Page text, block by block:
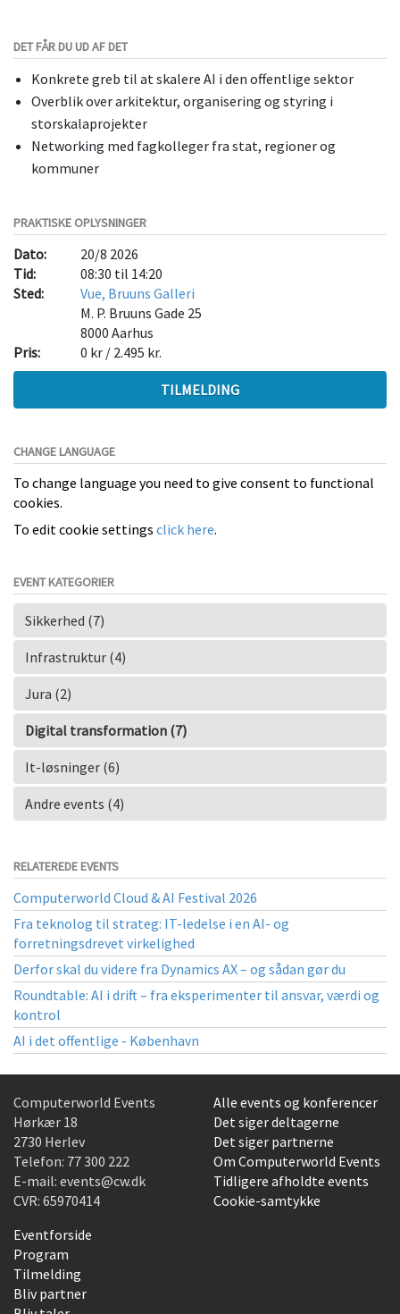
DET FÅR DU UD AF DET
Konkrete greb til at skalere AI i den offentlige sektor
Overblik over arkitektur, organisering og styring i
storskalaprojekter
Networking med fagkolleger fra stat, regioner og
kommuner
PRAKTISKE OPLYSNINGER
Dato:
20/8 2026
Tid:
08:30 til 14:20
Sted:
Vue, Bruuns Galleri
M. P. Bruuns Gade 25
8000 Aarhus
Pris:
0 kr / 2.495 kr.
TILMELDING
CHANGE LANGUAGE
To change language you need to give consent to functional
cookies.
To edit cookie settings click here.
EVENT KATEGORIER
Sikkerhed (7)
Infrastruktur (4)
Jura (2)
Digital transformation (7)
It-løsninger (6)
Andre events (4)
RELATEREDE EVENTS
Computerworld Cloud & AI Festival 2026
Fra teknolog til strateg: IT-ledelse i en AI- og
forretningsdrevet virkelighed
Derfor skal du videre fra Dynamics AX – og sådan gør du
Roundtable: AI i drift – fra eksperimenter til ansvar, værdi og
kontrol
AI i det offentlige - København
Computerworld Events
Hørkær 18
2730 Herlev
Telefon: 77 300 222
E-mail: events@cw.dk
CVR: 65970414
Alle events og konferencer
Det siger deltagerne
Det siger partnerne
Om Computerworld Events
Tidligere afholdte events
Cookie-samtykke
Eventforside
Program
Tilmelding
Bliv partner